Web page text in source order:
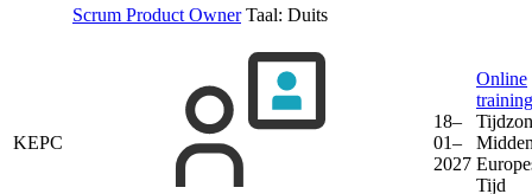
Scrum Product Owner Taal: Duits
KEPC
18–
01–
2027
Online
training
Tijd